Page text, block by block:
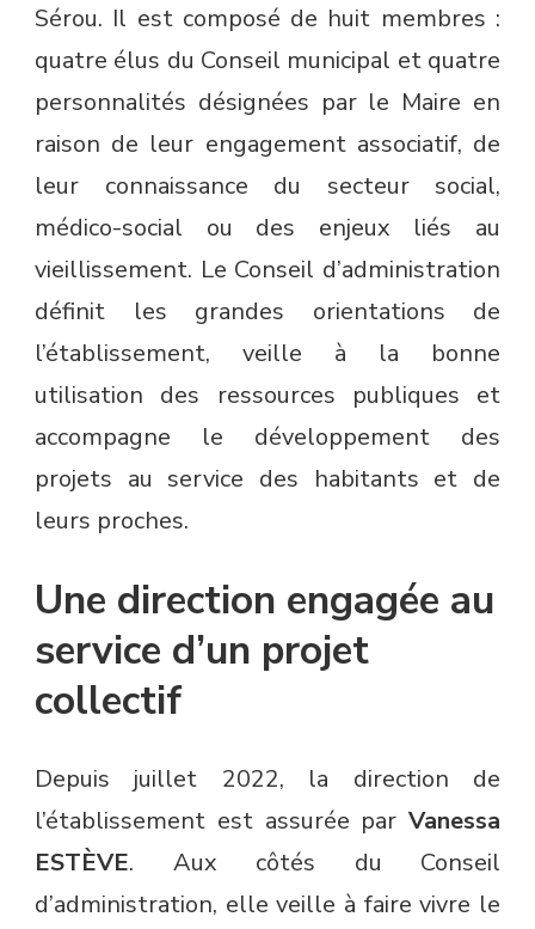
Sérou. Il est composé de huit membres :
quatre élus du Conseil municipal et quatre
personnalités désignées par le Maire en
raison de leur engagement associatif, de
leur connaissance du secteur social,
médico-social ou des enjeux liés au
vieillissement. Le Conseil d’administration
définit les grandes orientations de
l’établissement, veille à la bonne
utilisation des ressources publiques et
accompagne le développement des
projets au service des habitants et de
leurs proches.
Une direction engagée au
service d’un projet
collectif
Depuis juillet 2022, la direction de
l’établissement est assurée par Vanessa
ESTÈVE. Aux côtés du Conseil
d’administration, elle veille à faire vivre le